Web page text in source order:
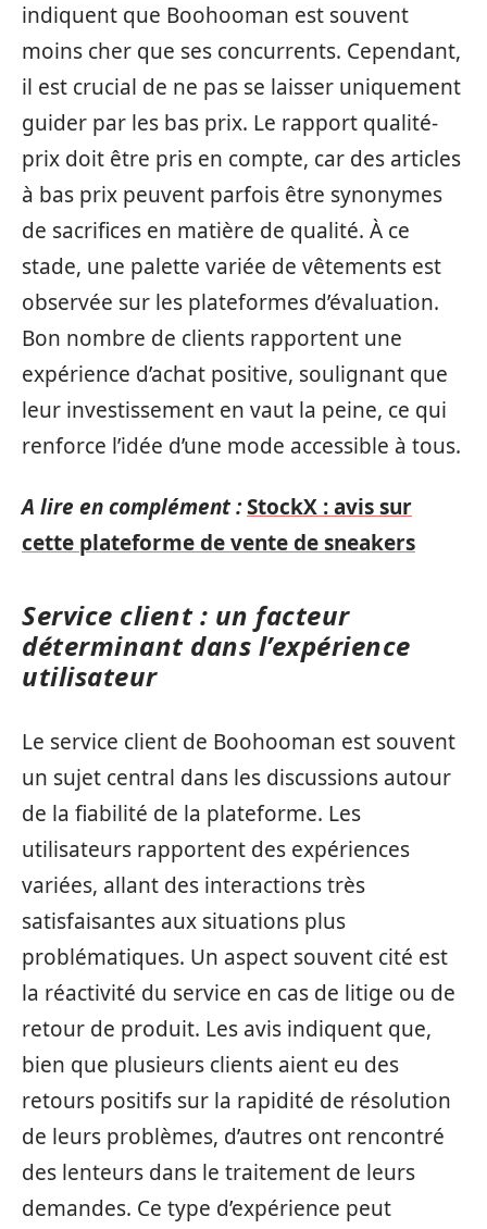
indiquent que Boohooman est souvent
moins cher que ses concurrents. Cependant,
il est crucial de ne pas se laisser uniquement
guider par les bas prix. Le rapport qualité-
prix doit être pris en compte, car des articles
à bas prix peuvent parfois être synonymes
de sacrifices en matière de qualité. À ce
stade, une palette variée de vêtements est
observée sur les plateformes d’évaluation.
Bon nombre de clients rapportent une
expérience d’achat positive, soulignant que
leur investissement en vaut la peine, ce qui
renforce l’idée d’une mode accessible à tous.
A lire en complément :StockX : avis sur
cette plateforme de vente de sneakers
Service client : un facteur
déterminant dans l’expérience
utilisateur
Le service client de Boohooman est souvent
un sujet central dans les discussions autour
de la fiabilité de la plateforme. Les
utilisateurs rapportent des expériences
variées, allant des interactions très
satisfaisantes aux situations plus
problématiques. Un aspect souvent cité est
la réactivité du service en cas de litige ou de
retour de produit. Les avis indiquent que,
bien que plusieurs clients aient eu des
retours positifs sur la rapidité de résolution
de leurs problèmes, d’autres ont rencontré
des lenteurs dans le traitement de leurs
demandes. Ce type d’expérience peut